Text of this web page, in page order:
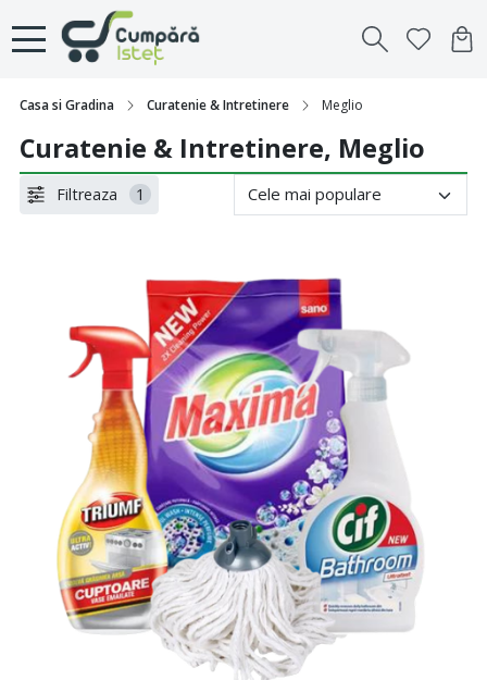
Casa si Gradina Curatenie & Intretinere Meglio
Curatenie & Intretinere, Meglio
Filtreaza 1